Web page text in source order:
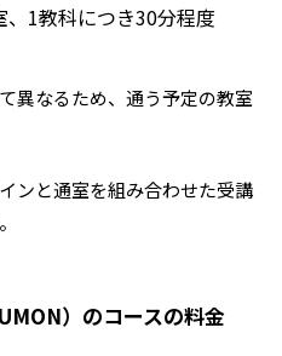
1教科につき30分程度
異なるため、通う予定の教室
ンと通室を組み合わせた受講
）のコースの料金